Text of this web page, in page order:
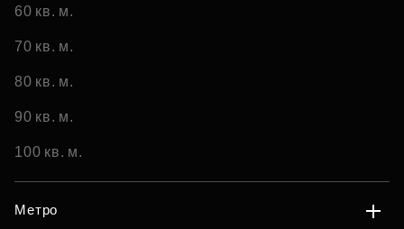
60 кв. м.
70 кв. м.
80 кв. м.
90 кв. м.
100 кв. м.
Метро